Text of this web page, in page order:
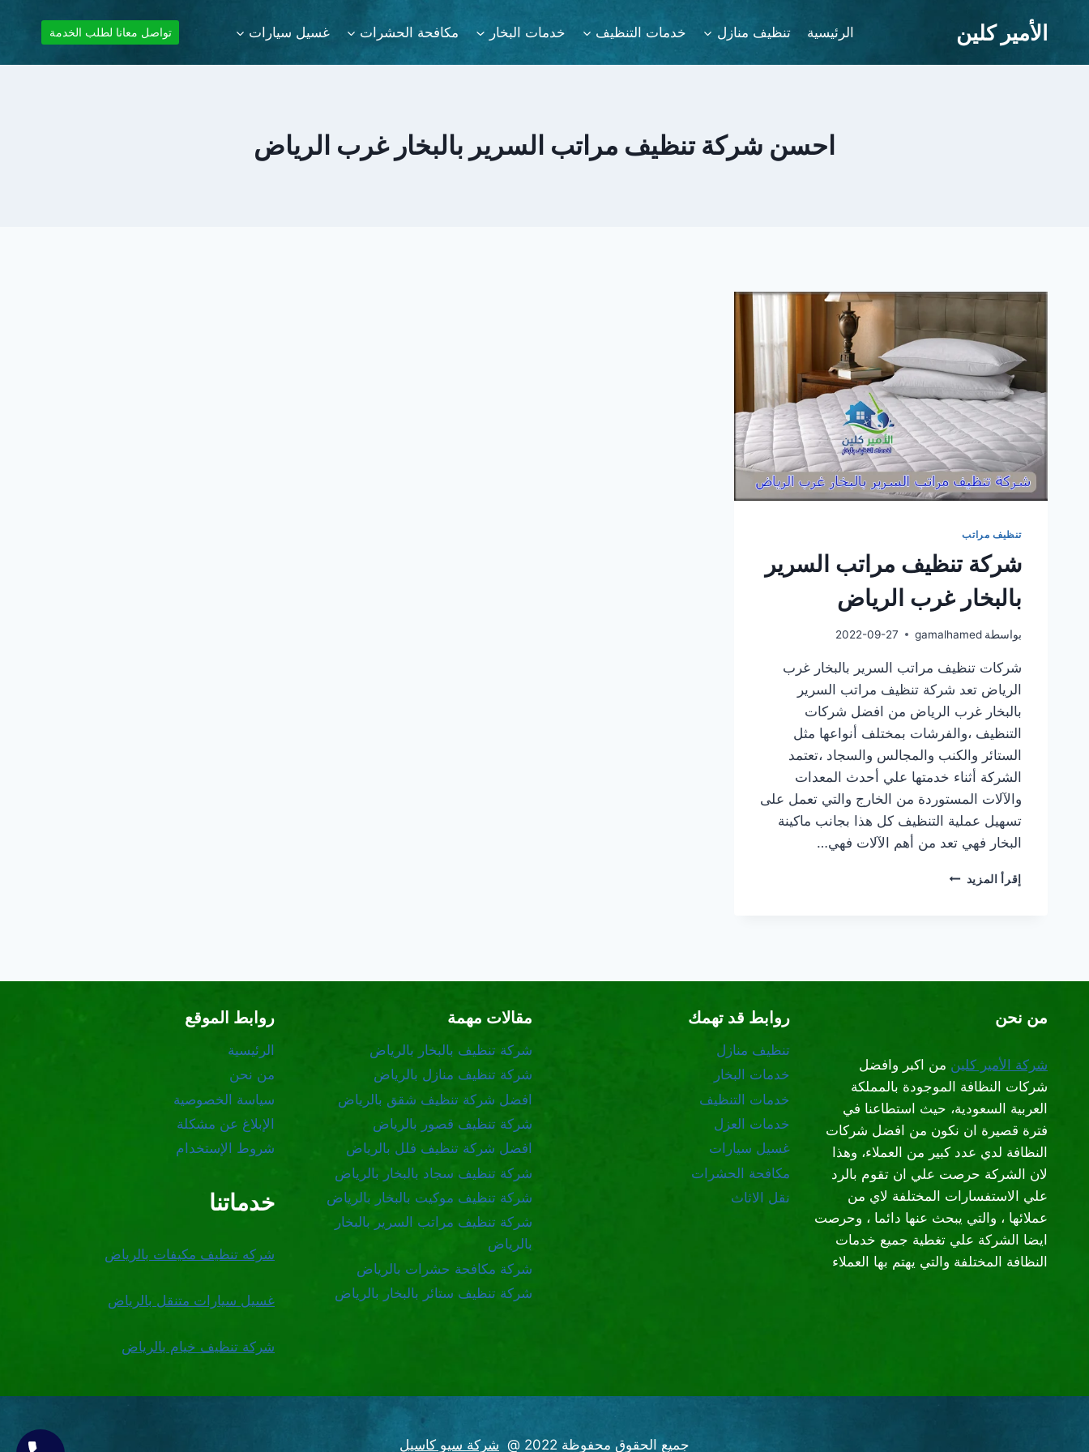
الأمير كلين الرئيسية تنظيف منازل خدمات التنظيف خدمات البخار مكافحة الحشرات غسيل سيارات تواصل معانا لطلب الخدمة
احسن شركة تنظيف مراتب السرير بالبخار غرب الرياض
تنظيف مراتب
شركة تنظيف مراتب السرير
بالبخار غرب الرياض
بواسطة gamalhamed
2022-09-27
شركات تنظيف مراتب السرير بالبخار غرب
الرياض تعد شركة تنظيف مراتب السرير
بالبخار غرب الرياض من افضل شركات
التنظيف ،والفرشات بمختلف أنواعها مثل
الستائر والكنب والمجالس والسجاد ،تعتمد
الشركة أثناء خدمتها علي أحدث المعدات
والآلات المستوردة من الخارج والتي تعمل على
تسهيل عملية التنظيف كل هذا بجانب ماكينة
البخار فهي تعد من أهم الآلات فهي…
إقرأ المزيد شركة
من نحن
شركة الأمير كلين من اكبر وافضل
شركات النظافة الموجودة بالمملكة
العربية السعودية، حيث استطاعنا في
فترة قصيرة ان نكون من افضل شركات
النظافة لدي عدد كبير من العملاء، وهذا
لان الشركة حرصت علي ان تقوم بالرد
علي الاستفسارات المختلفة لاي من
عملائها ، والتي يبحث عنها دائما ، وحرصت
ايضا الشركة علي تغطية جميع خدمات
النظافة المختلفة والتي يهتم بها العملاء
روابط قد تهمك
تنظيف منازل
خدمات البخار
خدمات التنظيف
خدمات العزل
غسيل سيارات
مكافحة الحشرات
نقل الاثاث
مقالات مهمة
شركة تنظيف بالبخار بالرياض
شركة تنظيف منازل بالرياض
افضل شركة تنظيف شقق بالرياض
شركة تنظيف قصور بالرياض
افضل شركة تنظيف فلل بالرياض
شركة تنظيف سجاد بالبخار بالرياض
شركة تنظيف موكيت بالبخار بالرياض
شركة تنظيف مراتب السرير بالبخار
بالرياض
شركة مكافحة حشرات بالرياض
شركة تنظيف ستائر بالبخار بالرياض
روابط الموقع
الرئيسية
من نحن
سياسة الخصوصية
الإبلاغ عن مشكلة
شروط الإستخدام
خدماتنا
شركه تنظيف مكيفات بالرياض
غسيل سيارات متنقل بالرياض
شركة تنظيف خيام بالرياض
جميع الحقوق محفوظة 2022 @ شركة سيو كاسيل